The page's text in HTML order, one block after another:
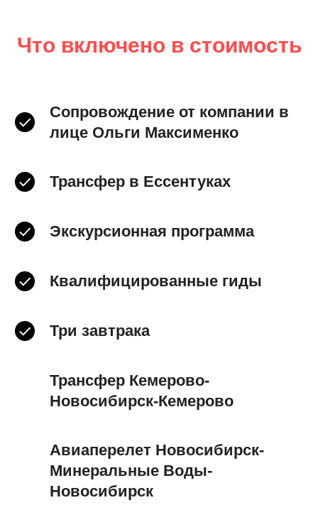
Что включено в стоимость
Сопровождение от компании в
лице Ольги Максименко
Трансфер в Ессентуках
Экскурсионная программа
Квалифицированные гиды
Три завтрака
Трансфер Кемерово-
Новосибирск-Кемерово
Авиаперелет Новосибирск-
Минеральные Воды-
Новосибирск